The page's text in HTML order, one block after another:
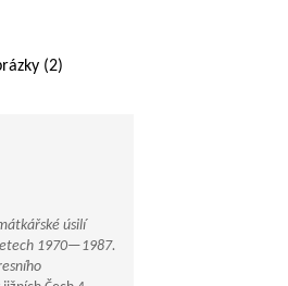
(2)
úsilí
1970—1987.